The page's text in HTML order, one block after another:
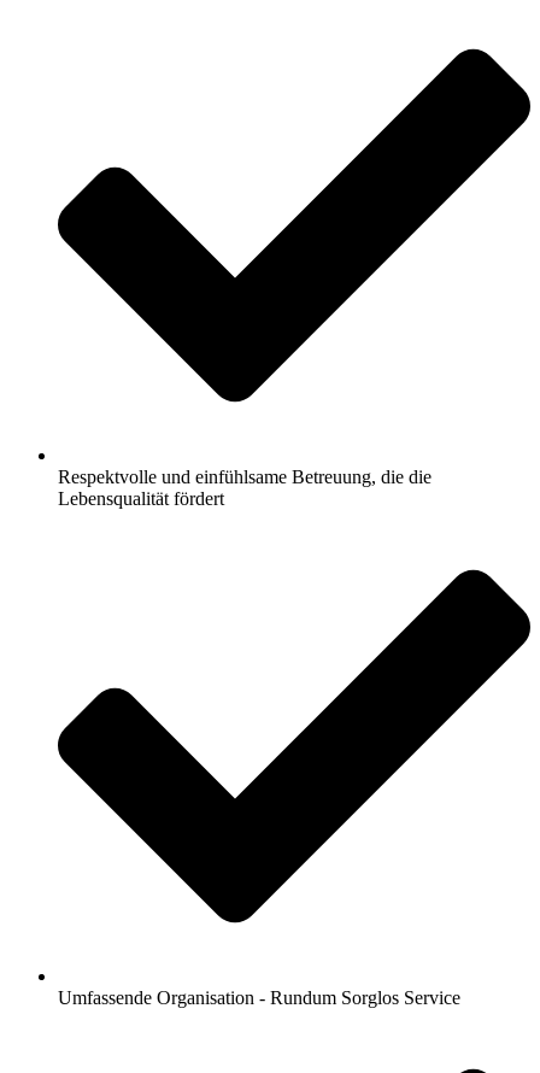
Respektvolle und einfühlsame Betreuung, die die
Lebensqualität fördert
Umfassende Organisation - Rundum Sorglos Service